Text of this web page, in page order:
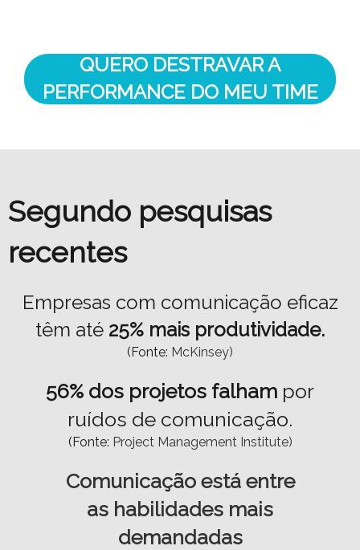
QUERO DESTRAVAR A
PERFORMANCE DO MEU TIME
Segundo pesquisas
recentes
Empresas com comunicação eficaz
têm até 25% mais produtividade.
(Fonte: McKinsey)
56% dos projetos falham por
ruídos de comunicação.
(Fonte: Project Management Institute)
Comunicação está entre
as habilidades mais
demandadas